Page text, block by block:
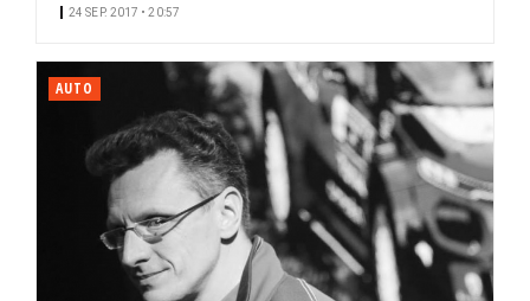
24 SEP. 2017 • 20:57
AUTO